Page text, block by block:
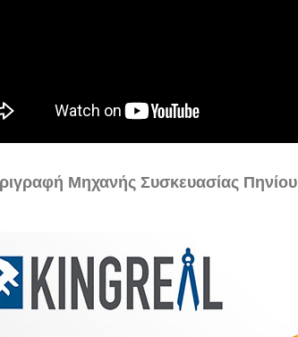
Μηχανής Συσκευασίας Πηνίου